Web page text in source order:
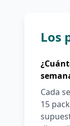
Los
Cada
15